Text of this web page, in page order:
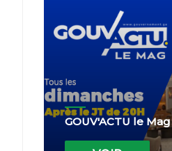
GOUV'ACTU le Mag